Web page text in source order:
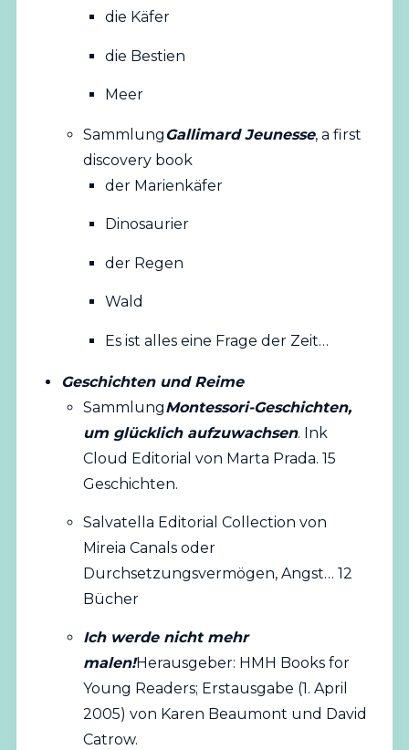
die Käfer
die Bestien
Meer
SammlungGallimard Jeunesse, a first
discovery book
der Marienkäfer
Dinosaurier
der Regen
Wald
Es ist alles eine Frage der Zeit…
Geschichten und Reime
SammlungMontessori-Geschichten,
um glücklich aufzuwachsen. Ink
Cloud Editorial von Marta Prada. 15
Geschichten.
Salvatella Editorial Collection von
Mireia Canals oder
Durchsetzungsvermögen, Angst… 12
Bücher
Ich werde nicht mehr
malen!Herausgeber: HMH Books for
Young Readers; Erstausgabe (1. April
2005) von Karen Beaumont und David
Catrow.